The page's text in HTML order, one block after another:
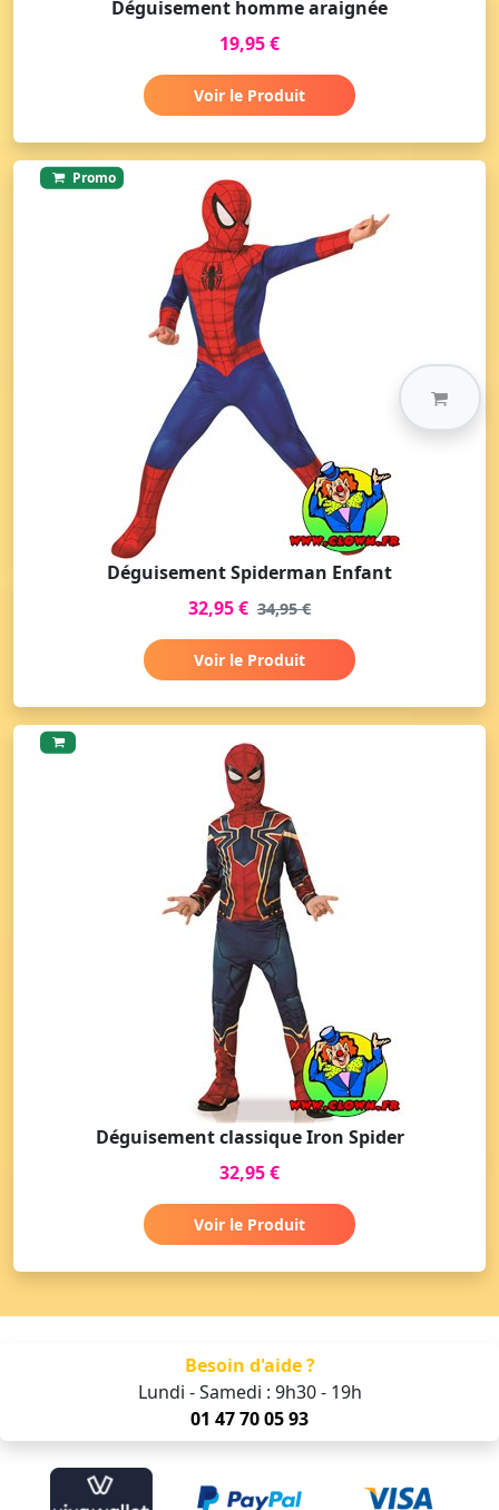
Déguisement homme araignée
19,95 €
Voir le Produit
Promo
Déguisement Spiderman Enfant
32,95 € 34,95 €
Voir le Produit
Déguisement classique Iron Spider
32,95 €
Voir le Produit
Besoin d'aide ?
Lundi - Samedi : 9h30 - 19h
01 47 70 05 93